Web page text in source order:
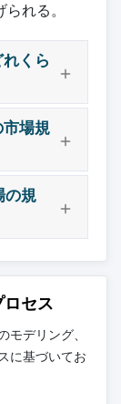
れる。
くら
場規
の規
セス
デリング、
に基づいてお